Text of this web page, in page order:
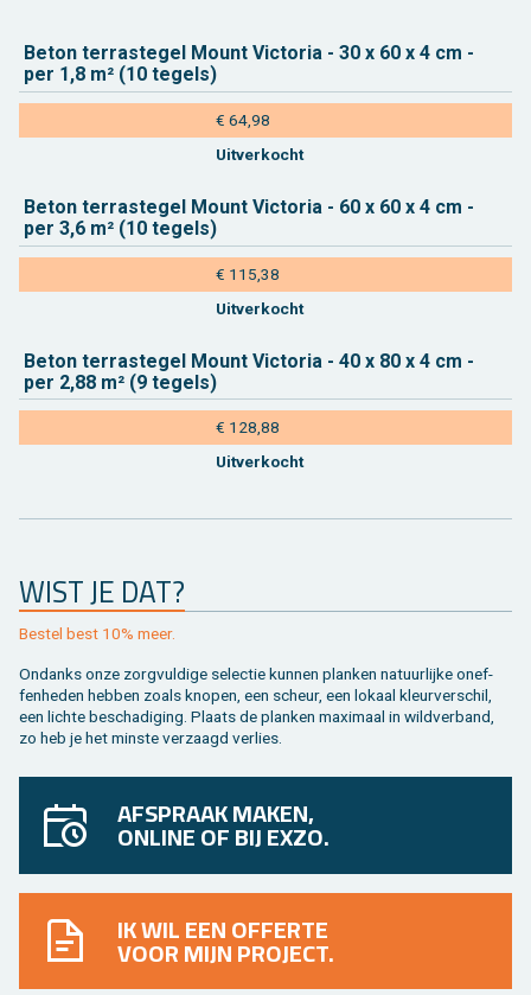
Beton ter­ras­te­gel Mount Vic­to­ria - 30 x 60 x 4 cm -
per 1,8 m² (10 te­gels)
€ 64,98
Uit­ver­kocht
Beton ter­ras­te­gel Mount Vic­to­ria - 60 x 60 x 4 cm -
per 3,6 m² (10 te­gels)
€ 115,38
Uit­ver­kocht
Beton ter­ras­te­gel Mount Vic­to­ria - 40 x 80 x 4 cm -
per 2,88 m² (9 te­gels)
€ 128,88
Uit­ver­kocht
WIST JE DAT?
Be­stel best 10% meer.
On­danks onze zorg­vul­di­ge se­lec­tie kun­nen plan­ken na­tuur­lij­ke on­ef­
fen­he­den heb­ben zoals kno­pen, een scheur, een lo­kaal kleur­ver­schil,
een lich­te be­scha­di­ging. Plaats de plan­ken maxi­maal in wild­ver­band,
zo heb je het min­ste ver­zaagd ver­lies.
AFSPRAAK MAKEN,
ONLINE OF BIJ EXZO.
IK WIL EEN OFFERTE
VOOR MIJN PROJECT.